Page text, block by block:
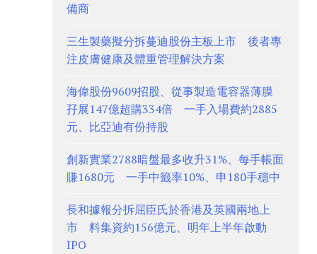
備商
三生製藥擬分拆蔓迪股份主板上市 後者專
注皮膚健康及體重管理解決方案
海偉股份9609招股、從事製造電容器薄膜
孖展147億超購334倍 一手入場費約2885
元、比亞迪有份持股
創新實業2788暗盤最多收升31%、每手帳面
賺1680元 一手中籤率10%、申180手穩中
長和據報分拆屈臣氏於香港及英國兩地上
市 料集資約156億元、明年上半年啟動
IPO